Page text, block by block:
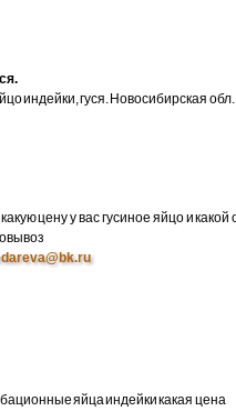
индейки, гуся. Новосибирская
цену у вас гусиное яйцо и
яйца индейки какая цена